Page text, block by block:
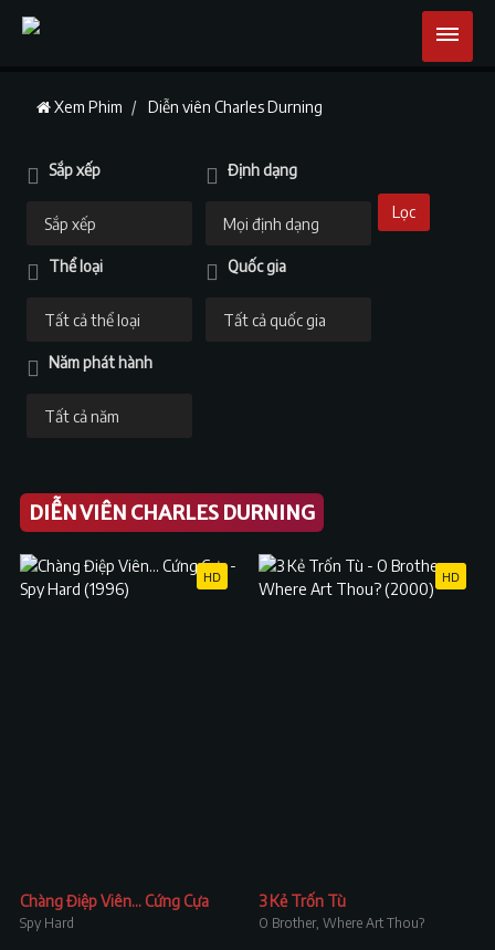
Xem Phim Diễn viên Charles Durning
Sắp xếp Định dạng
Thể loại Quốc gia
Năm phát hành
Lọc
DIỄN VIÊN CHARLES DURNING
HD
Chàng Điệp Viên... Cứng Cựa
Spy Hard
HD
3 Kẻ Trốn Tù
O Brother, Where Art Thou?